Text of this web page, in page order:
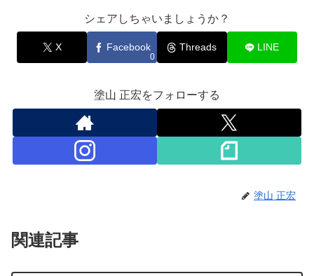
シェアしちゃいましょうか？
X Facebook
0
Threads LINE
塗山 正宏をフォローする
塗山 正宏
関連記事